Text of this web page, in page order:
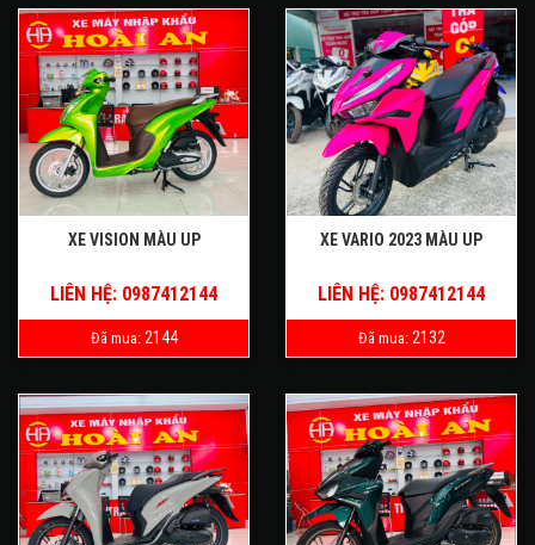
XE VISION MÀU UP
LIÊN HỆ: 0987412144
Đã mua: 2144
XE VARIO 2023 MÀU UP
LIÊN HỆ: 0987412144
Đã mua: 2132